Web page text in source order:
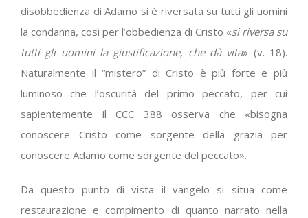
disobbedienza di Adamo si è riversata su tutti gli uomini
la condanna, così per l’obbedienza di Cristo «si riversa su
tutti gli uomini la giustificazione, che dà vita» (v. 18).
Naturalmente il “mistero” di Cristo è più forte e più
luminoso che l’oscurità del primo peccato, per cui
sapientemente il CCC 388 osserva che «bisogna
conoscere Cristo come sorgente della grazia per
conoscere Adamo come sorgente del peccato».
Da questo punto di vista il vangelo si situa come
restaurazione e compimento di quanto narrato nella